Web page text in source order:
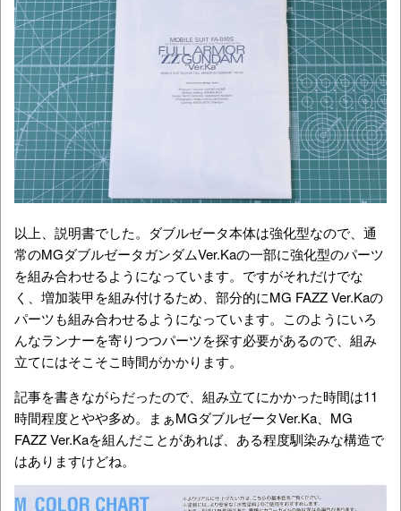
以上、説明書でした。ダブルゼータ本体は強化型なので、通
常のMGダブルゼータガンダムVer.Kaの一部に強化型のパーツ
を組み合わせるようになっています。ですがそれだけでな
く、増加装甲を組み付けるため、部分的にMG FAZZ Ver.Kaの
パーツも組み合わせるようになっています。このようにいろ
んなランナーを寄りつつパーツを探す必要があるので、組み
立てにはそこそこ時間がかかります。
記事を書きながらだったので、組み立てにかかった時間は11
時間程度とやや多め。まぁMGダブルゼータVer.Ka、MG
FAZZ Ver.Kaを組んだことがあれば、ある程度馴染みな構造で
はありますけどね。